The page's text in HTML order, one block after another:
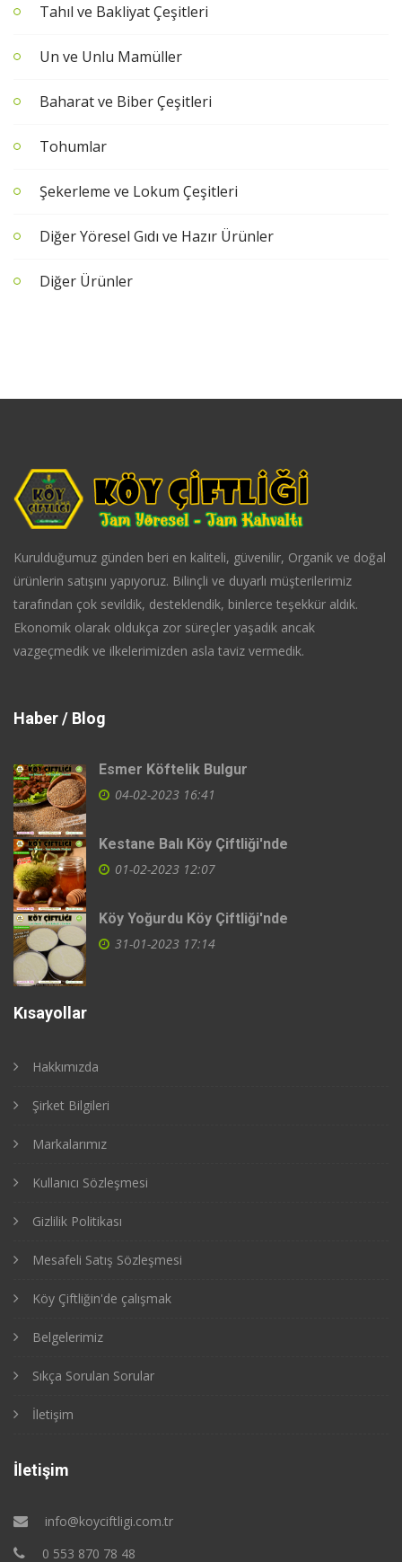
Tahıl ve Bakliyat Çeşitleri
Un ve Unlu Mamüller
Baharat ve Biber Çeşitleri
Tohumlar
Şekerleme ve Lokum Çeşitleri
Diğer Yöresel Gıdı ve Hazır Ürünler
Diğer Ürünler
Kurulduğumuz günden beri en kaliteli, güvenilir, Organik ve doğal
ürünlerin satışını yapıyoruz. Bilinçli ve duyarlı müşterilerimiz
tarafından çok sevildik, desteklendik, binlerce teşekkür aldık.
Ekonomik olarak oldukça zor süreçler yaşadık ancak
vazgeçmedik ve ilkelerimizden asla taviz vermedik.
Haber / Blog
Esmer Köftelik Bulgur
04-02-2023 16:41
Kestane Balı Köy Çiftliği'nde
01-02-2023 12:07
Köy Yoğurdu Köy Çiftliği'nde
31-01-2023 17:14
Kısayollar
Hakkımızda
Şirket Bilgileri
Markalarımız
Kullanıcı Sözleşmesi
Gizlilik Politikası
Mesafeli Satış Sözleşmesi
Köy Çiftliğin'de çalışmak
Belgelerimiz
Sıkça Sorulan Sorular
İletişim
İletişim
info@koyciftligi.com.tr
0 553 870 78 48